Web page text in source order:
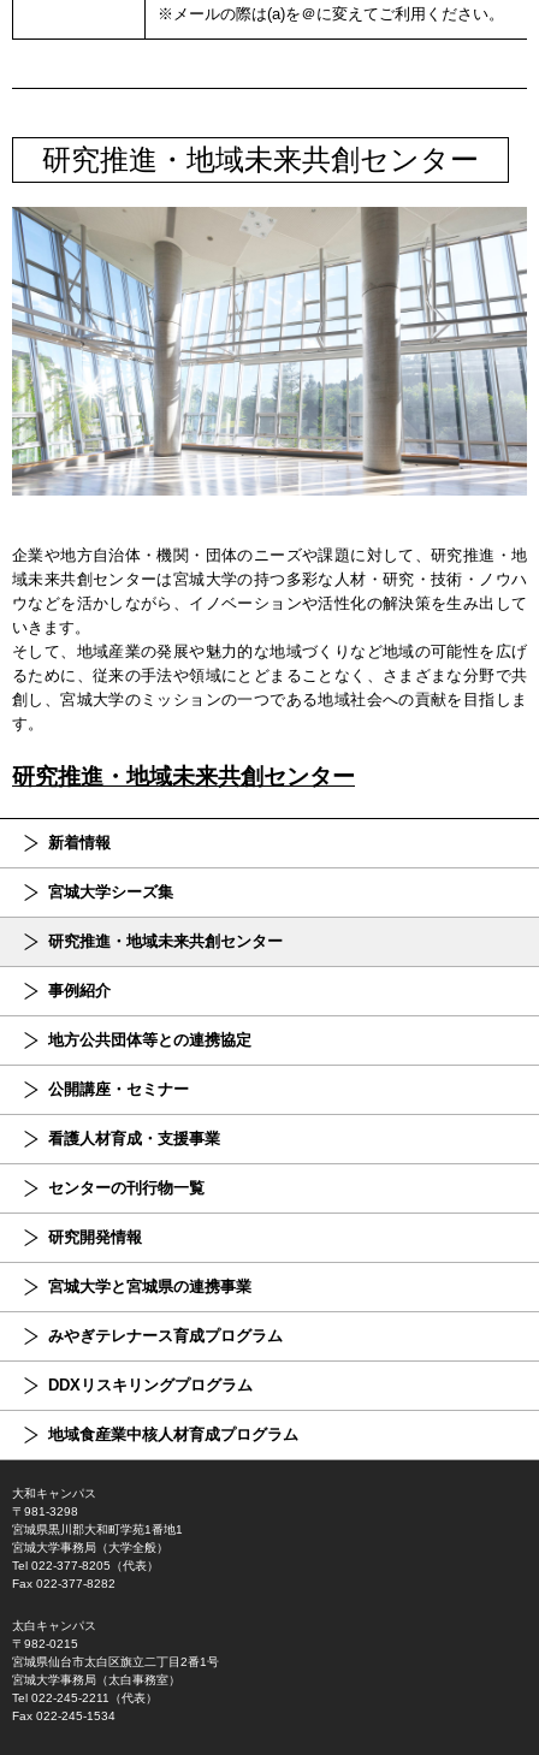
※メールの際は(a)を＠に変えてご利用ください。
研究推進・地域未来共創センター
企業や地方自治体・機関・団体のニーズや課題に対して、研究推進・地
域未来共創センターは宮城大学の持つ多彩な人材・研究・技術・ノウハ
ウなどを活かしながら、イノベーションや活性化の解決策を生み出して
いきます。
そして、地域産業の発展や魅力的な地域づくりなど地域の可能性を広げ
るために、従来の手法や領域にとどまることなく、さまざまな分野で共
創し、宮城大学のミッションの一つである地域社会への貢献を目指しま
す。
研究推進・地域未来共創センター
新着情報
宮城大学シーズ集
研究推進・地域未来共創センター
事例紹介
地方公共団体等との連携協定
公開講座・セミナー
看護人材育成・支援事業
センターの刊行物一覧
研究開発情報
宮城大学と宮城県の連携事業
みやぎテレナース育成プログラム
DDXリスキリングプログラム
地域食産業中核人材育成プログラム
大和キャンパス
〒981-3298
宮城県黒川郡大和町学苑1番地1
宮城大学事務局（大学全般）
Tel 022-377-8205（代表）
Fax 022-377-8282
太白キャンパス
〒982-0215
宮城県仙台市太白区旗立二丁目2番1号
宮城大学事務局（太白事務室）
Tel 022-245-2211（代表）
Fax 022-245-1534